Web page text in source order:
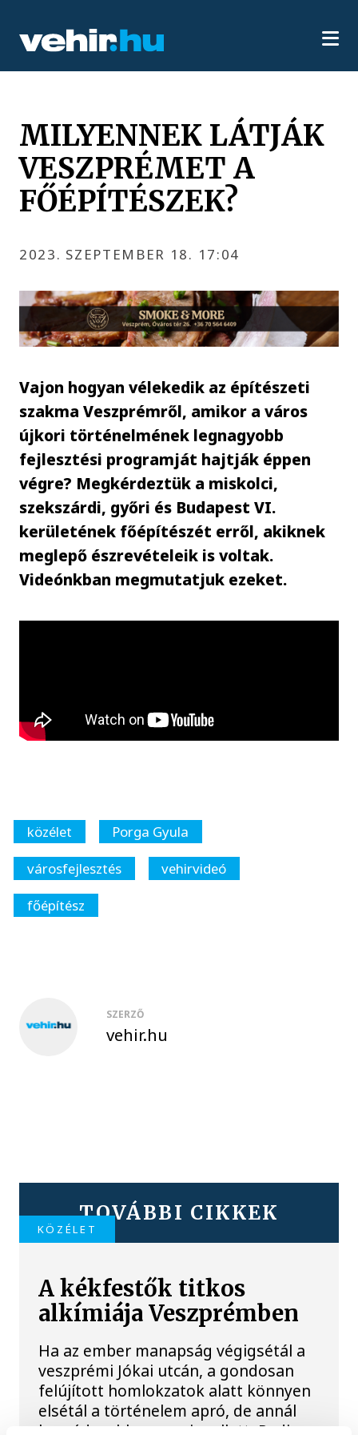
MILYENNEK LÁTJÁK
VESZPRÉMET A
FŐÉPÍTÉSZEK?
2023. SZEPTEMBER 18. 17:04
Vajon hogyan vélekedik az építészeti
szakma Veszprémről, amikor a város
újkori történelmének legnagyobb
fejlesztési programját hajtják éppen
végre? Megkérdeztük a miskolci,
szekszárdi, győri és Budapest VI.
kerületének főépítészét erről, akiknek
meglepő észrevételeik is voltak.
Videónkban megmutatjuk ezeket.
közélet
Porga Gyula
városfejlesztés
vehirvideó
főépítész
SZERZŐ
vehir.hu
TOVÁBBI CIKKEK
KÖZÉLET
A kékfestők titkos
alkímiája Veszprémben
Ha az ember manapság végigsétál a
veszprémi Jókai utcán, a gondosan
felújított homlokzatok alatt könnyen
elsétál a történelem apró, de annál